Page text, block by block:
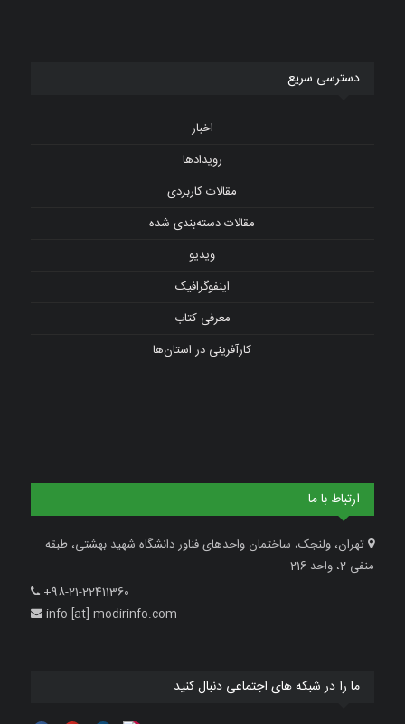
دسترسی سریع
اخبار
رویدادها
مقالات کاربردی
مقالات دسته‌بندی شده
ویدیو
اینفوگرافیک
معرفی کتاب
کارآفرینی در استان‌ها
ارتباط با ما
تهران، ولنجک، ساختمان واحدهای فناور دانشگاه شهید بهشتی، طبقه
منفی 2، واحد 216
+98-21-22411360
info [at] modirinfo.com
ما را در شبکه های اجتماعی دنبال کنید